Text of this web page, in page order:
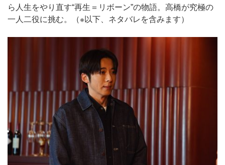
ら人生をやり直す“再生＝リボーン”の物語。高橋が究極の
一人二役に挑む。（※以下、ネタバレを含みます）